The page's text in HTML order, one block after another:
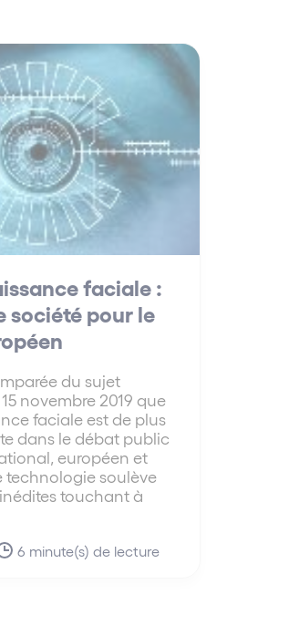
faciale :
société pour le
du sujet
novembre 2019 que
faciale est de plus
dans le débat public
européen et
technologie soulève
touchant à
6 minute(s) de lecture